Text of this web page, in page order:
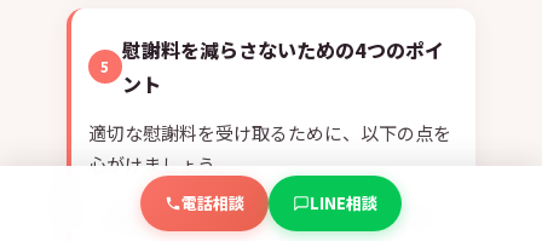
5
慰謝料を減らさないための4つのポイ
ント
適切な慰謝料を受け取るために、以下の点を
心がけましょう。
事故後はすぐに受診— 時間が空くと事故と
電話相談 LINE相談